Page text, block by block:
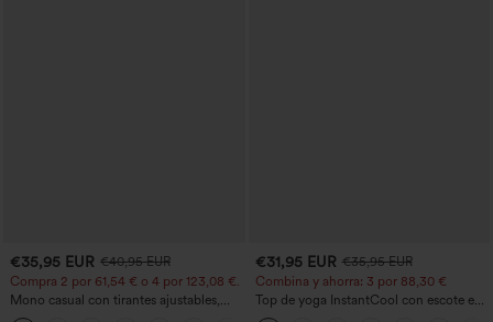
€35,95 EUR €40,95 EUR
Compra 2 por 61,54 € o 4 por 123,08 €.
Mono casual con tirantes ajustables,
fruncidos, pierna ancha, tejido jaspeado
€31,95 EUR €35,95 EUR
Combina y ahorra: 3 por 88,30 €
Top de yoga InstantCool con escote en
U y bajo curvado - UPF50+